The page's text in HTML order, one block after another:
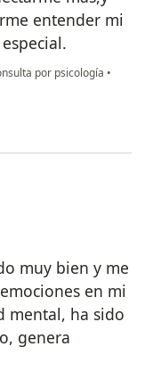
entender mi
por psicología •
muy bien y me
en mi
mental, ha sido
genera